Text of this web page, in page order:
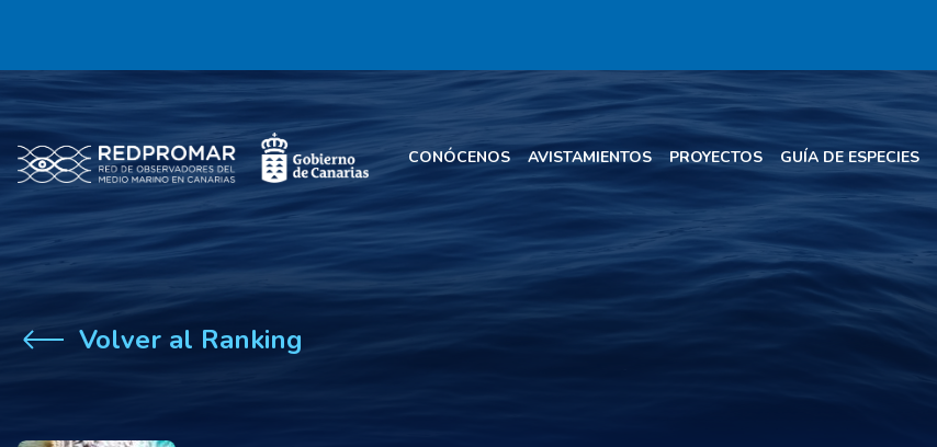
CONÓCENOS AVISTAMIENTOS PROYECTOS GUÍA DE ESPECIES
Volver al Ranking